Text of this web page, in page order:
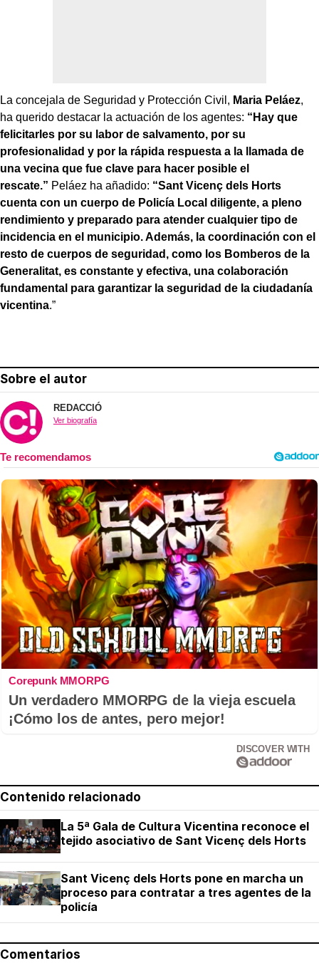
La concejala de Seguridad y Protección Civil, Maria Peláez,
ha querido destacar la actuación de los agentes: “Hay que
felicitarles por su labor de salvamento, por su
profesionalidad y por la rápida respuesta a la llamada de
una vecina que fue clave para hacer posible el
rescate.” Peláez ha añadido: “Sant Vicenç dels Horts
cuenta con un cuerpo de Policía Local diligente, a pleno
rendimiento y preparado para atender cualquier tipo de
incidencia en el municipio. Además, la coordinación con el
resto de cuerpos de seguridad, como los Bomberos de la
Generalitat, es constante y efectiva, una colaboración
fundamental para garantizar la seguridad de la ciudadanía
vicentina.”
Sobre el autor
REDACCIÓ
Ver biografía
Corepunk MMORPG
Un verdadero MMORPG de la vieja escuela
¡Cómo los de antes, pero mejor!
DISCOVER WITH
Contenido relacionado
La 5ª Gala de Cultura Vicentina reconoce el
tejido asociativo de Sant Vicenç dels Horts
Sant Vicenç dels Horts pone en marcha un
proceso para contratar a tres agentes de la
policía
Comentarios